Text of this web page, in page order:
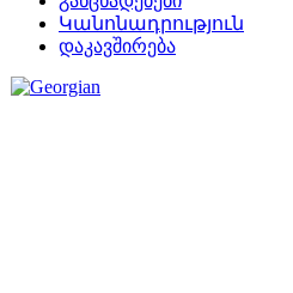
Կանոնադրություն
დაკავშირება